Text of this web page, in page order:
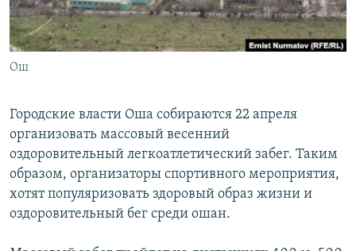
Ош
Городские власти Оша собираются 22 апреля
организовать массовый весенний
оздоровительный легкоатлетический забег. Таким
образом, организаторы спортивного мероприятия,
хотят популяризовать здоровый образ жизни и
оздоровительный бег среди ошан.